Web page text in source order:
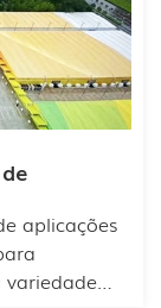
aplicações
variedade